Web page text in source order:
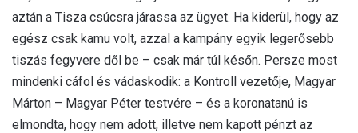
aztán a Tisza csúcsra járassa az ügyet. Ha kiderül, hogy az
egész csak kamu volt, azzal a kampány egyik legerősebb
tiszás fegyvere dől be – csak már túl későn. Persze most
mindenki cáfol és vádaskodik: a Kontroll vezetője, Magyar
Márton – Magyar Péter testvére – és a koronatanú is
elmondta, hogy nem adott, illetve nem kapott pénzt az